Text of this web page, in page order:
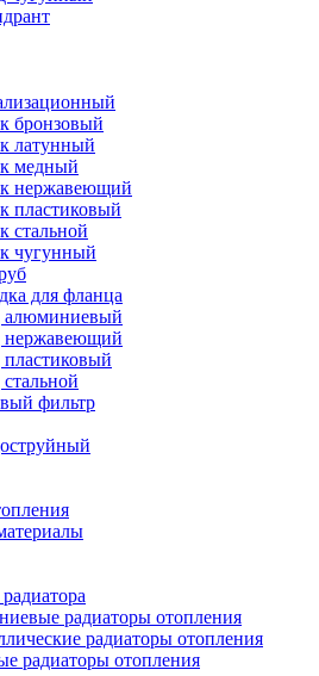
бронзовый
латунный
медный
нержавеющий
пластиковый
стальной
чугунный
для фланца
алюминиевый
нержавеющий
фильтр
радиаторы отопления
радиаторы отопления
радиаторы отопления